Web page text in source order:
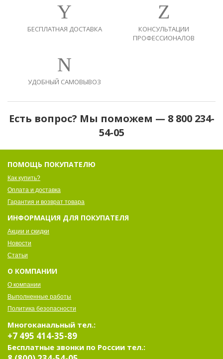
БЕСПЛАТНАЯ ДОСТАВКА
КОНСУЛЬТАЦИИ
ПРОФЕССИОНАЛОВ
УДОБНЫЙ САМОВЫВОЗ
Есть вопрос? Мы поможем — 8 800 234-
54-05
ПОМОЩЬ ПОКУПАТЕЛЮ
Как купить?
Оплата и доставка
Гарантия и возврат товара
ИНФОРМАЦИЯ ДЛЯ ПОКУПАТЕЛЯ
Акции и скидки
Новости
Статьи
О КОМПАНИИ
О компании
Выполненные работы
Политика безопасности
Многоканальный тел.:
+7 495 414-35-89
Бесплатные звонки по России тел.: